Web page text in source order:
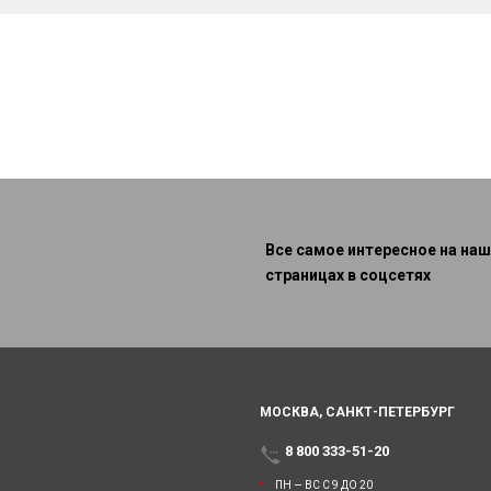
Все самое интересное на
страницах в соцсетях
МОСКВА, САНКТ-ПЕТЕРБУРГ
8 800 333-51-20
ПН — ВС С 9 ДО 20